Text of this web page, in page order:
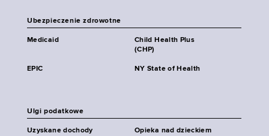
Ubezpieczenie zdrowotne
Medicaid
Child Health Plus
(CHP)
EPIC NY State of Health
Ulgi podatkowe
Uzyskane dochody
Opieka nad dzieckiem